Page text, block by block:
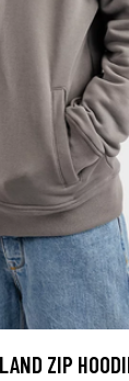
ZIP